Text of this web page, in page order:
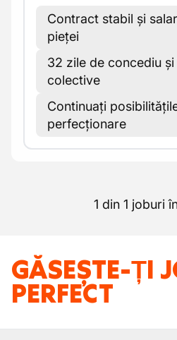
Contract stabil și
pieței
32 zile de concediu
colective
Continuați
perfecționare
1 din 1 joburi
GĂSEȘTE-ȚI
PERFECT